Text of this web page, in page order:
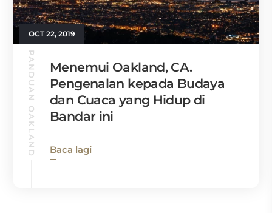
OCT 22, 2019
PANDUAN OAKLAND
Menemui Oakland, CA.
Pengenalan kepada Budaya
dan Cuaca yang Hidup di
Bandar ini
Baca lagi